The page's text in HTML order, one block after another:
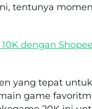
tentunya
dengan
yang tepat
game